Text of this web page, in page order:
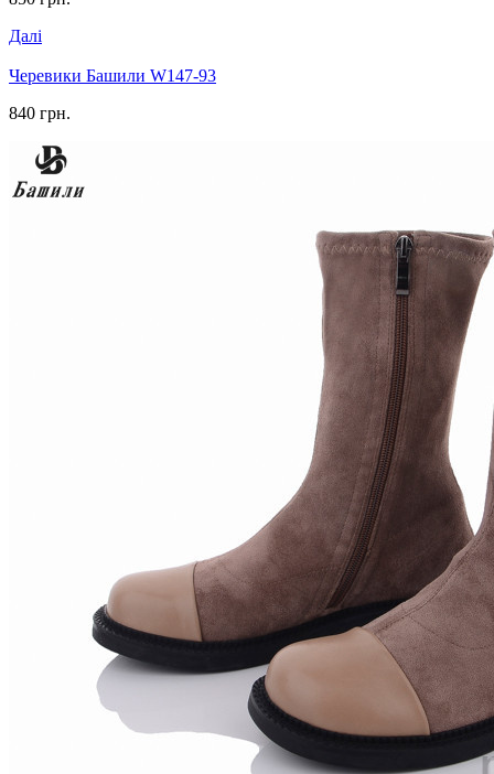
Далі
Черевики Башили W147-93
840 грн.